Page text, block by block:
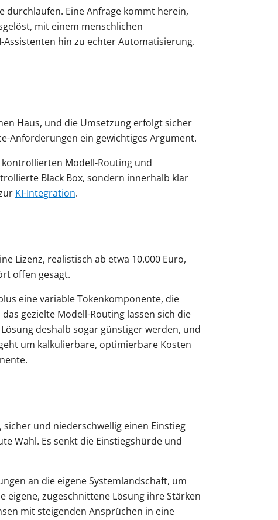
durchlaufen. Eine Anfrage kommt herein,
mit einem menschlichen
hin zu echter Automatisierung.
Haus, und die Umsetzung erfolgt sicher
Anforderungen ein gewichtiges Argument.
Modell-Routing und
Black Box, sondern innerhalb klar
KI-Integration.
Lizenz, realistisch ab etwa 10.000 Euro,
offen gesagt.
eine variable Tokenkomponente, die
gezielte Modell-Routing lassen sich die
deshalb sogar günstiger werden, und
um kalkulierbare, optimierbare Kosten
und niederschwellig einen Einstieg
Wahl. Es senkt die Einstiegshürde und
an die eigene Systemlandschaft, um
eigene, zugeschnittene Lösung ihre Stärken
mit steigenden Ansprüchen in eine